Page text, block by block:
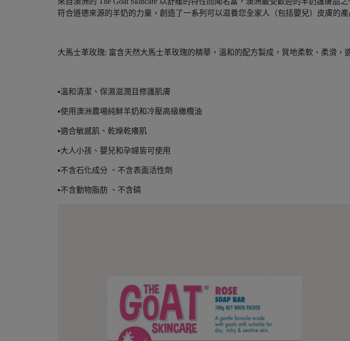
符合道德來源的羊奶的力量，創造了一系列可以滋養您全家人（包括嬰兒）皮膚的產
大馬士革玫瑰: 富含天然大馬士革玫瑰的精華，溫和的配方製成，質地柔軟、柔滑
▪溫和清潔、保濕滋潤且修護肌膚
▪使用澳洲農場純鮮羊奶和冷壓高級橄欖油
▪適合敏感肌、乾燥乾癢肌
▪大人小孩、嬰兒和孕婦皆可使用
▪不含石化成分 、不含表面活性劑
▪不含動物脂肪 、不含磷